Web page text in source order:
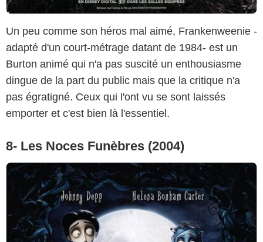
Un peu comme son héros mal aimé, Frankenweenie -
adapté d'un court-métrage datant de 1984- est un
Burton animé qui n'a pas suscité un enthousiasme
dingue de la part du public mais que la critique n'a
pas égratigné. Ceux qui l'ont vu se sont laissés
emporter et c'est bien là l'essentiel.
8- Les Noces Funèbres (2004)